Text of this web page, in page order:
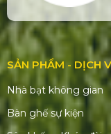
SẢN PHẨM - DỊCH
Nhà bạt không gian
Bàn ghế sự kiện